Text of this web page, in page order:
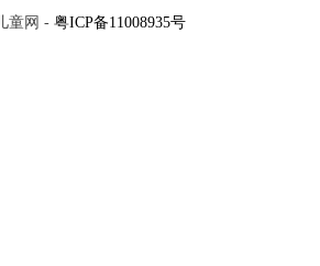
童网 - 粤ICP备11008935号